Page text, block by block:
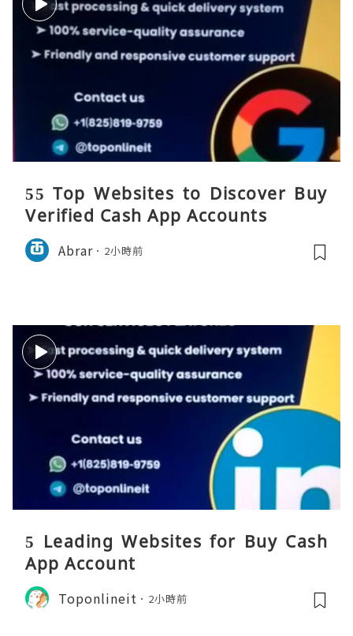
55 Top Websites to Discover Buy
Verified Cash App Accounts
Abrar 2小時前
5 Leading Websites for Buy Cash
App Account
Toponlineit 2小時前